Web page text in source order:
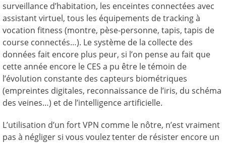
surveillance d’habitation, les enceintes connectées avec
assistant virtuel, tous les équipements de tracking à
vocation fitness (montre, pèse-personne, tapis, tapis de
course connectés…). Le système de la collecte des
données fait encore plus peur, si l’on pense au fait que
cette année encore le CES a pu être le témoin de
l’évolution constante des capteurs biométriques
(empreintes digitales, reconnaissance de l’iris, du schéma
des veines…) et de l’intelligence artificielle.
L’utilisation d’un fort VPN comme le nôtre, n’est vraiment
pas à négliger si vous voulez tenter de résister encore un